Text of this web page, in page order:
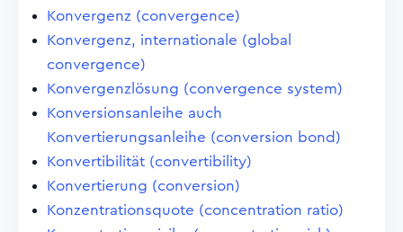
Konvergenz (convergence)
Konvergenz, internationale (global
convergence)
Konvergenzlösung (convergence system)
Konversionsanleihe auch
Konvertierungsanleihe (conversion bond)
Konvertibilität (convertibility)
Konvertierung (conversion)
Konzentrationsquote (concentration ratio)